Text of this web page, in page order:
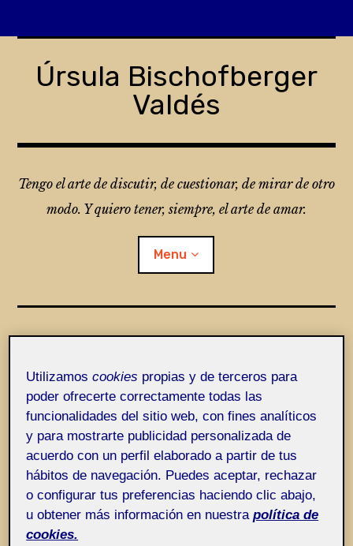
contentÚrsula Bischofberger
Valdés
Tengo el arte de discutir, de cuestionar, de mirar de otro
modo. Y quiero tener, siempre, el arte de amar.
Menu
Etiqueta:Dibujante de Amon en Karnak
Utilizamoscookies propias y de terceros para
poder ofrecerte correctamente todas las
funcionalidades del sitio web, con fines analíticos
y para mostrarte publicidad personalizada de
acuerdo con un perfil elaborado a partir de tus
hábitos de navegación. Puedes aceptar, rechazar
o configurar tus preferencias haciendo clic abajo,
u obtener más información en nuestra política de
cookies.